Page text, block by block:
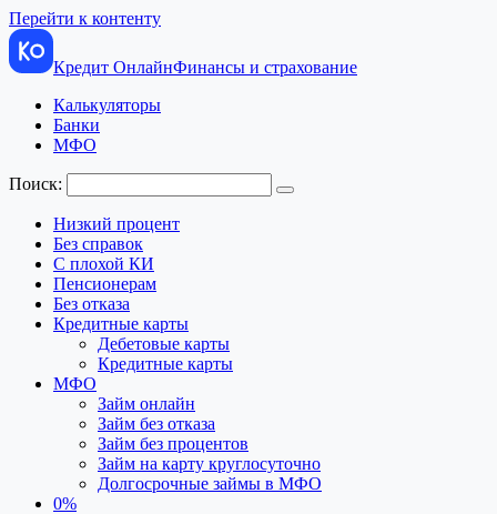
Перейти к контенту
Кредит ОнлайнФинансы и страхование
Калькуляторы
Банки
МФО
Поиск:
Низкий процент
Без справок
С плохой КИ
Пенсионерам
Без отказа
Кредитные карты
Дебетовые карты
Кредитные карты
МФО
Займ онлайн
Займ без отказа
Займ без процентов
Займ на карту круглосуточно
Долгосрочные займы в МФО
0%